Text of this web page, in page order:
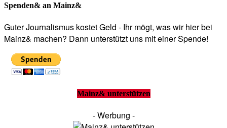
Spenden& an Mainz&
Guter Journalismus kostet Geld - Ihr mögt, was wir hier bei
Mainz& machen? Dann unterstützt uns mit einer Spende!
Mainz& unterstützen
- Werbung -